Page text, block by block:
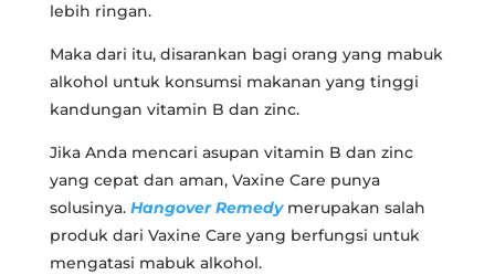
lebih ringan.
Maka dari itu, disarankan bagi orang yang mabuk
alkohol untuk konsumsi makanan yang tinggi
kandungan vitamin B dan zinc.
Jika Anda mencari asupan vitamin B dan zinc
yang cepat dan aman, Vaxine Care punya
solusinya. Hangover Remedymerupakan salah
produk dari Vaxine Care yang berfungsi untuk
mengatasi mabuk alkohol.